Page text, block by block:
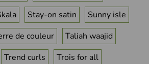
Stay-on satin
Sunny isle
de couleur
Taliah waajid
Trend curls
Trois for all